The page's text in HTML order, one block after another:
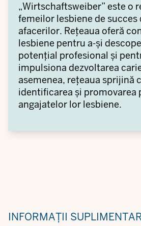
„Wirtschaftsweiber” este o
femeilor lesbiene de
afacerilor. Rețeaua oferă
lesbiene pentru a-și
potențial profesional și
impulsiona dezvoltarea
asemenea, rețeaua sprijină
identificarea și promovarea
angajatelor lor lesbiene.
INFORMAȚII